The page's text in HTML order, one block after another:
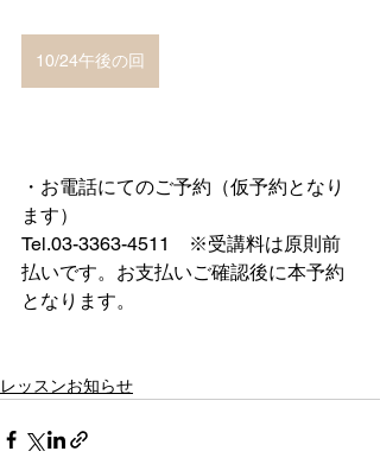
10/24午後の回
・お電話にてのご予約（仮予約となり
ます）
Tel.03-3363-4511　※受講料は原則前
払いです。お支払いご確認後に本予約
となります。
レッスンお知らせ